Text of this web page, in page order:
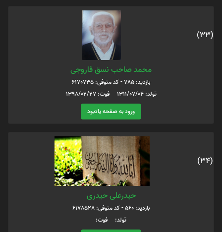
(33)
محمد صاحب نسق فاروجی
بازدید: 785 - کد متوفی: 6170735
تولد: 1311/07/04 فوت: 1398/02/27
ورود به صفحه یادبود
(34)
حیدرعلی حیدری
بازدید: 560 - کد متوفی: 6178528
تولد: فوت: